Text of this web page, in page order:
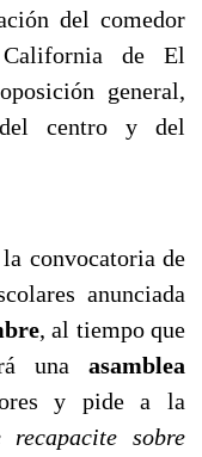
del comedor
de El
general,
centro y del
convocatoria de
anunciada
, al tiempo que
una asamblea
y pide a la
recapacite sobre